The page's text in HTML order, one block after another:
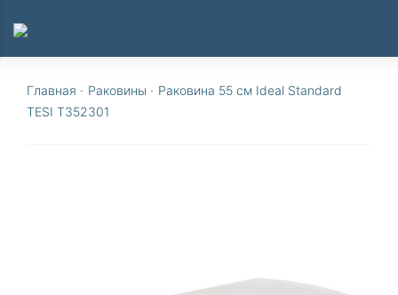
Главная · Раковины · Раковина 55 см Ideal Standard
TESI T352301